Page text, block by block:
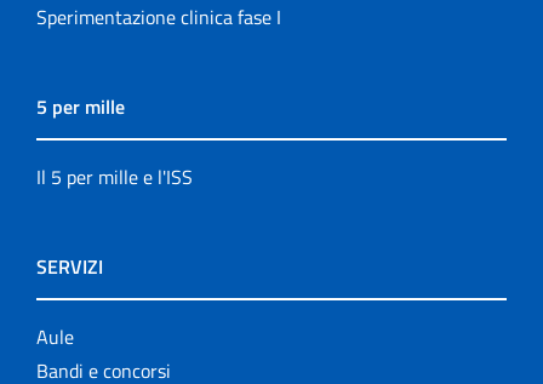
Sperimentazione clinica fase I
5 per mille
Il 5 per mille e l'ISS
SERVIZI
Aule
Bandi e concorsi